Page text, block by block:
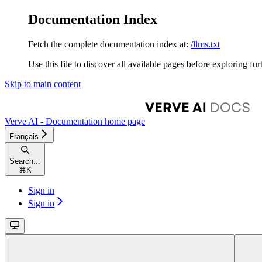
Documentation Index
Fetch the complete documentation index at: /llms.txt
Use this file to discover all available pages before exploring
Skip to main content
Verve AI - Documentation home page
Français
Search...
⌘ K
Sign in
Sign in